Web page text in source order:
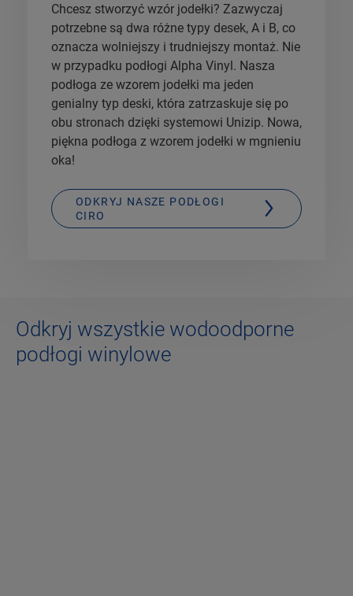
Chcesz stworzyć wzór jodełki? Zazwyczaj
potrzebne są dwa różne typy desek, A i B, co
oznacza wolniejszy i trudniejszy montaż. Nie
w przypadku podłogi Alpha Vinyl. Nasza
podłoga ze wzorem jodełki ma jeden
genialny typ deski, która zatrzaskuje się po
obu stronach dzięki systemowi Unizip. Nowa,
piękna podłoga z wzorem jodełki w mgnieniu
oka!
ODKRYJ NASZE PODŁOGI
CIRO
Odkryj wszystkie wodoodporne
podłogi winylowe